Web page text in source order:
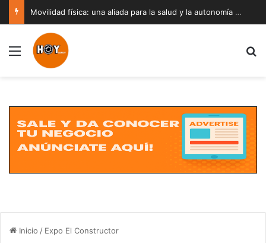
Movilidad física: una aliada para la salud y la autonomía a cualquier edad
Menú
Inicio / Expo El Constructor